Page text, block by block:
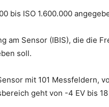
bis ISO 1.600.000
am Sensor (IBIS), die die
soll.
mit 101 Messfeldern,
geht von -4 EV bis 18